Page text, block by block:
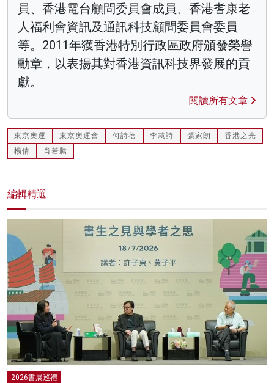
員、香港電台顧問委員會成員、香港耆康老
人福利會資訊及通訊科技顧問委員會委員
等。2011年獲香港特別行政區政府頒發榮譽
勳章，以表揚其對香港資訊科技界發展的貢
獻。
閱讀所有文章
東京奧運 東京奧運會 何詩蓓 李慧詩 張家朗
香港之光
楊倩
肖若騰
編輯精選
2026書展巡禮